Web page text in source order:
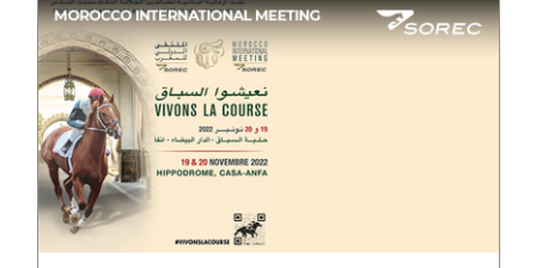
ASMAA MAZZI
ACCOUNT
DIRECTOR
TAHA EL BEIDORI
ART DIRECTOR